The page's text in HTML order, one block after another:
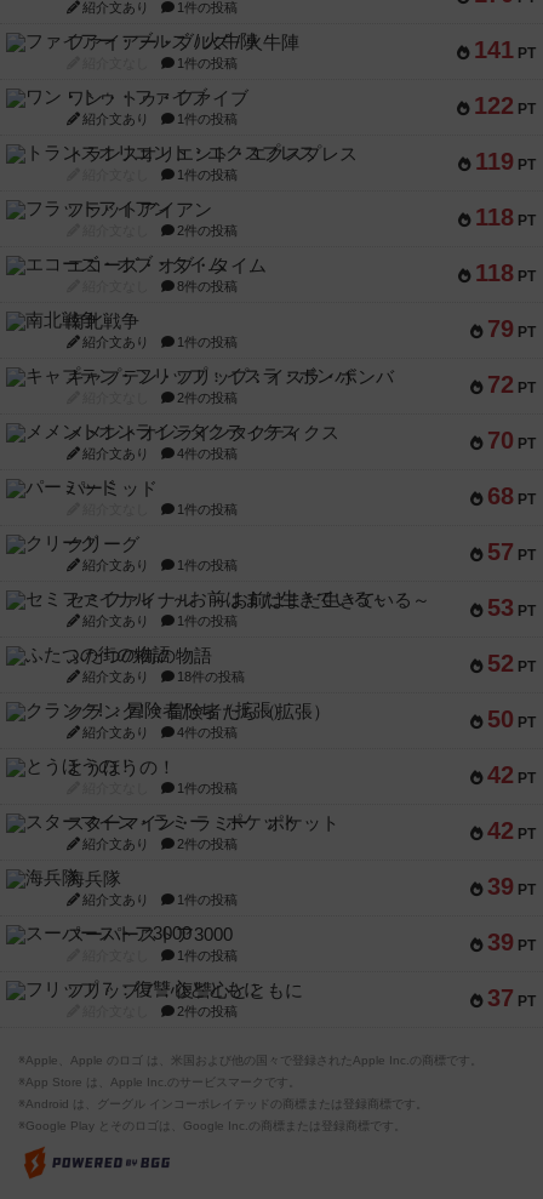
紹介文あり 1件の投稿
141 PT
ファイアー・ブルズ / 火牛陣
1件の投稿
122 PT
ワン・トゥ・ファイブ
紹介文あり 1件の投稿
119 PT
トランスオリエント・エクスプレス
1件の投稿
118 PT
フラットアイアン
2件の投稿
118 PT
エコーズ・オブ・タイム
8件の投稿
79 PT
南北戦争
紹介文あり 1件の投稿
72 PT
キャプテン・フリップ：イスラ・ボンバ
2件の投稿
70 PT
メメントオンラインタクティクス
紹介文あり 4件の投稿
68 PT
パーミッド
1件の投稿
57 PT
クリーグ
紹介文あり 1件の投稿
53 PT
セミファイナル ～お前はまだ生きている～
紹介文あり 1件の投稿
52 PT
ふたつの街の物語
紹介文あり 18件の投稿
50 PT
クランク! ：冒険者たち（拡張）
紹介文あり 4件の投稿
42 PT
とうほうの！
1件の投稿
42 PT
スターマイン・ラミー ポケット
紹介文あり 2件の投稿
39 PT
海兵隊
紹介文あり 1件の投稿
39 PT
スーパーストア3000
1件の投稿
37 PT
フリップ７：復讐心とともに
2件の投稿
※Apple、Apple のロゴ は、米国および他の国々で登録されたApple Inc.の商標です。
※App Store は、Apple Inc.のサービスマークです。
※Android は、グーグル インコーポレイテッドの商標または登録商標です。
※Google Play とそのロゴは、Google Inc.の商標または登録商標です。